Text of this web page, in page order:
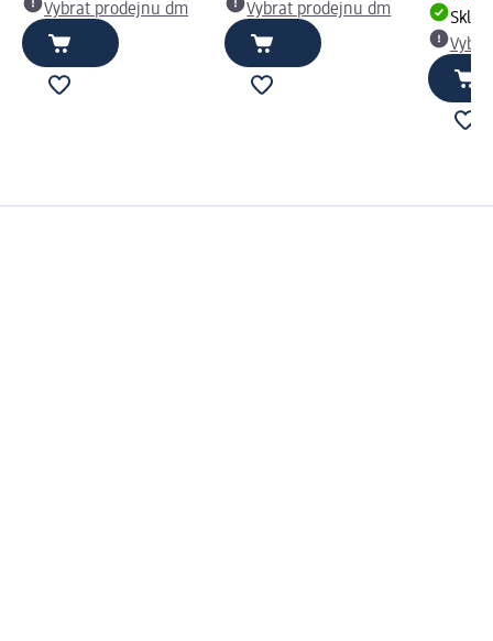
Vybrat prodejnu dm
Vybrat prodejnu dm